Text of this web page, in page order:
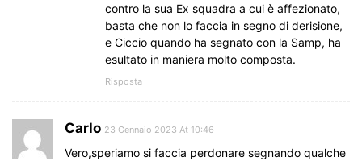
contro la sua Ex squadra a cui è affezionato,
basta che non lo faccia in segno di derisione,
e Ciccio quando ha segnato con la Samp, ha
esultato in maniera molto composta.
Risposta
Carlo 23 Gennaio 2023 At 10:46
Vero,speriamo si faccia perdonare segnando qualche